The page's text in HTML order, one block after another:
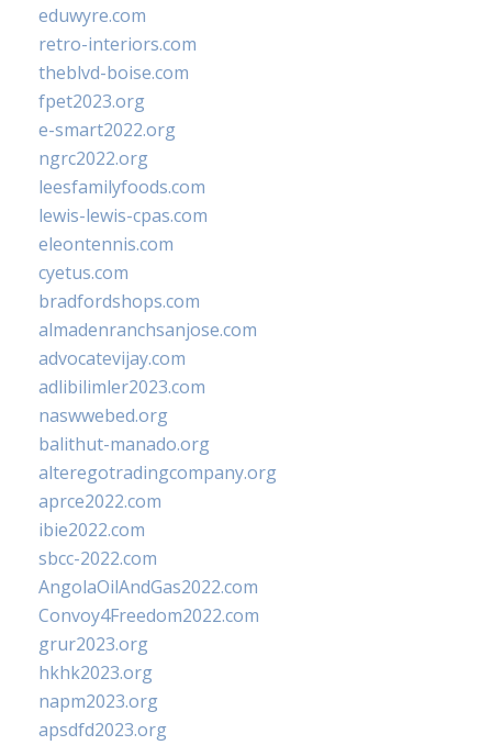
eduwyre.com
retro-interiors.com
theblvd-boise.com
fpet2023.org
e-smart2022.org
ngrc2022.org
leesfamilyfoods.com
lewis-lewis-cpas.com
eleontennis.com
cyetus.com
bradfordshops.com
almadenranchsanjose.com
advocatevijay.com
adlibilimler2023.com
naswwebed.org
balithut-manado.org
alteregotradingcompany.org
aprce2022.com
ibie2022.com
sbcc-2022.com
AngolaOilAndGas2022.com
Convoy4Freedom2022.com
grur2023.org
hkhk2023.org
napm2023.org
apsdfd2023.org